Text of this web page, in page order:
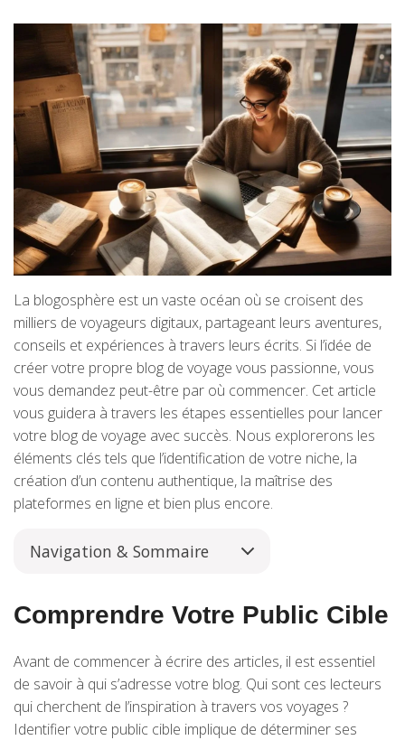
La blogosphère est un vaste océan où se croisent des
milliers de voyageurs digitaux, partageant leurs aventures,
conseils et expériences à travers leurs écrits. Si l’idée de
créer votre propre blog de voyage vous passionne, vous
vous demandez peut-être par où commencer. Cet article
vous guidera à travers les étapes essentielles pour lancer
votre blog de voyage avec succès. Nous explorerons les
éléments clés tels que l’identification de votre niche, la
création d’un contenu authentique, la maîtrise des
plateformes en ligne et bien plus encore.
Navigation & Sommaire
Comprendre Votre Public Cible
Avant de commencer à écrire des articles, il est essentiel
de savoir à qui s’adresse votre blog. Qui sont ces lecteurs
qui cherchent de l’inspiration à travers vos voyages ?
Identifier votre public cible implique de déterminer ses